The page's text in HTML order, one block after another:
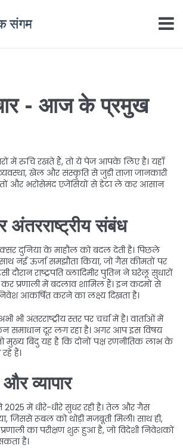
- आज के प्रमुख
में रुचि रखते हैं, तो ये पेज आपके लिए है। यहाँ
खेल और संस्कृति से जुड़ी ताज़ा जानकारी
और भरोसेमंद एजेंसियों से डेटा ले कर आसान
अंतरराष्ट्रीय संबंध
दुनिया के माहौल को बदल देती है। पिछले
नई ऊर्जा समझौता किया, जो गैस कीमतों पर
दौरान राष्ट्रपति व्लादिमीर पुतिन ने घरेलू सुधारों
प्रणाली में बदलाव शामिल हैं। इन कदमों से
आकर्षित करने का लक्ष्य दिखता है।
भी अंतरराष्ट्रीय स्तर पर चर्चा में है। वार्ताओं में
समाधान दूर लग रहा है। अगर आप इस विषय
मुख्य बिंदु यह है कि दोनों पक्ष रणनीतिक लाभ के
हैं।
व्यापार
में धीरे-धीरे सुधर रही है। तेल और गैस
जिससे रूबल को थोड़ी मजबूती मिली। साथ ही,
का परीक्षण शुरू हुआ है, जो विदेशी निवेशकों
है।